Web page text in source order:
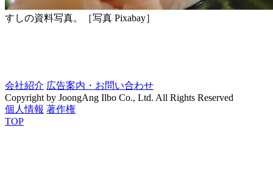
すしの資料写真。［写真 Pixabay］
会社紹介 広告案内・お問い合わせ
Copyright by JoongAng Ilbo Co., Ltd. All Rights Reserved
個人情報 著作権
TOP